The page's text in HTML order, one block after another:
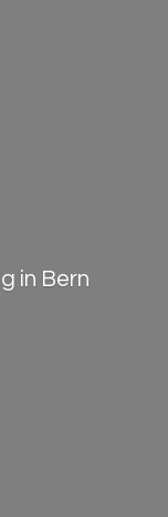
in Bern